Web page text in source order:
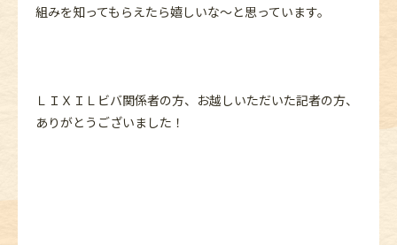
組みを知ってもらえたら嬉しいな～と思っています。
ＬＩＸＩＬビバ関係者の方、お越しいただいた記者の方、
ありがとうございました！